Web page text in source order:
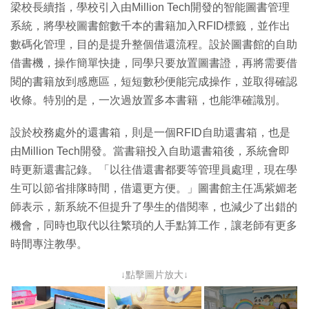
梁校長續指，學校引入由Million Tech開發的智能圖書管理
系統，將學校圖書館數千本的書籍加入RFID標籤，並作出
數碼化管理，目的是提升整個借還流程。設於圖書館的自助
借書機，操作簡單快捷，同學只要放置圖書證，再將需要借
閱的書籍放到感應區，短短數秒便能完成操作，並取得確認
收條。特別的是，一次過放置多本書籍，也能準確識別。
設於校務處外的還書箱，則是一個RFID自助還書箱，也是
由Million Tech開發。當書籍投入自助還書箱後，系統會即
時更新還書記錄。「以往借還書都要等管理員處理，現在學
生可以節省排隊時間，借還更方便。」圖書館主任馮紫媚老
師表示，新系統不但提升了學生的借閱率，也減少了出錯的
機會，同時也取代以往繁瑣的人手點算工作，讓老師有更多
時間專注教學。
↓點擊圖片放大↓